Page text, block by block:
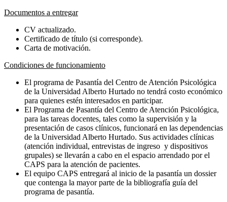
Documentos a entregar
CV actualizado.
Certificado de título (si corresponde).
Carta de motivación.
Condiciones de funcionamiento
El programa de Pasantía del Centro de Atención Psicológica
de la Universidad Alberto Hurtado no tendrá costo económico
para quienes estén interesados en participar.
El Programa de Pasantía del Centro de Atención Psicológica,
para las tareas docentes, tales como la supervisión y la
presentación de casos clínicos, funcionará en las dependencias
de la Universidad Alberto Hurtado. Sus actividades clínicas
(atención individual, entrevistas de ingreso y dispositivos
grupales) se llevarán a cabo en el espacio arrendado por el
CAPS para la atención de pacientes.
El equipo CAPS entregará al inicio de la pasantía un dossier
que contenga la mayor parte de la bibliografía guía del
programa de pasantía.